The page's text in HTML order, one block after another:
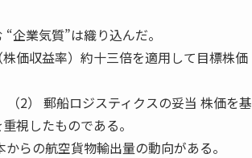
企業気質”は織り込んだ。
価収益率）約十三倍を適用して目標株価
2） 郵船ロジスティクスの妥当 株価を基
視したものである。
の航空貨物輸出量の動向がある。